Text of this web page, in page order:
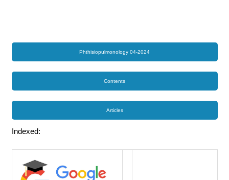
Phthisiopulmonology 04-2024
Contents
Articles
Indexed: